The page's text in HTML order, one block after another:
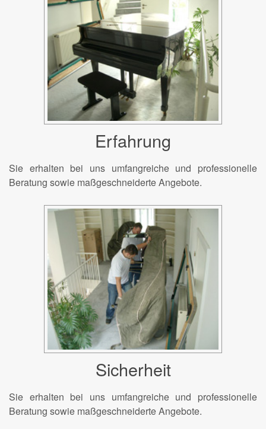
Erfahrung
Sie erhalten bei uns umfangreiche und professionelle
Beratung sowie maßgeschneiderte Angebote.
Sicherheit
Sie erhalten bei uns umfangreiche und professionelle
Beratung sowie maßgeschneiderte Angebote.